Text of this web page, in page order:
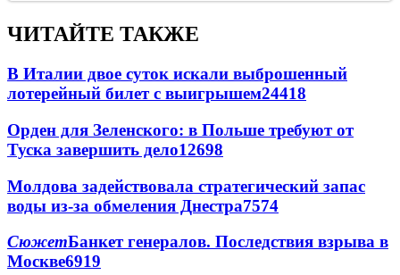
ЧИТАЙТЕ ТАКЖЕ
В Италии двое суток искали выброшенный
лотерейный билет с выигрышем24418
Орден для Зеленского: в Польше требуют от
Туска завершить дело12698
Молдова задействовала стратегический запас
воды из-за обмеления Днестра7574
СюжетБанкет генералов. Последствия взрыва в
Москве6919